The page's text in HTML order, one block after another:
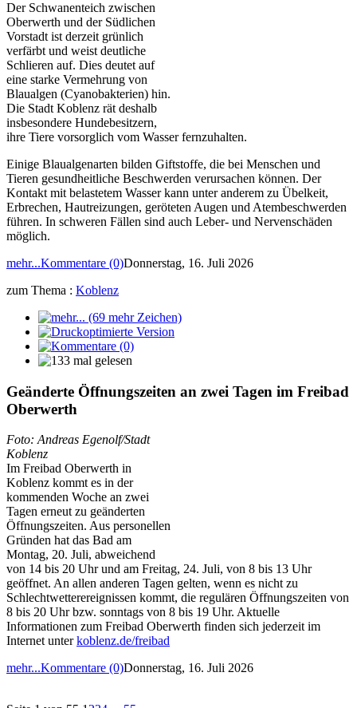
Der Schwanenteich zwischen
Oberwerth und der Südlichen
Vorstadt ist derzeit grünlich
verfärbt und weist deutliche
Schlieren auf. Dies deutet auf
eine starke Vermehrung von
Blaualgen (Cyanobakterien) hin.
Die Stadt Koblenz rät deshalb
insbesondere Hundebesitzern,
ihre Tiere vorsorglich vom Wasser fernzuhalten.
Einige Blaualgenarten bilden Giftstoffe, die bei Menschen und
Tieren gesundheitliche Beschwerden verursachen können. Der
Kontakt mit belastetem Wasser kann unter anderem zu Übelkeit,
Erbrechen, Hautreizungen, geröteten Augen und Atembeschwerden
führen. In schweren Fällen sind auch Leber- und Nervenschäden
möglich.
mehr...Kommentare (0)Donnerstag, 16. Juli 2026
zum Thema : Koblenz
Geänderte Öffnungszeiten an zwei Tagen im Freibad
Oberwerth
Foto: Andreas Egenolf/Stadt
Koblenz
Im Freibad Oberwerth in
Koblenz kommt es in der
kommenden Woche an zwei
Tagen erneut zu geänderten
Öffnungszeiten. Aus personellen
Gründen hat das Bad am
Montag, 20. Juli, abweichend
von 14 bis 20 Uhr und am Freitag, 24. Juli, von 8 bis 13 Uhr
geöffnet. An allen anderen Tagen gelten, wenn es nicht zu
Schlechtwetterereignissen kommt, die regulären Öffnungszeiten von
8 bis 20 Uhr bzw. sonntags von 8 bis 19 Uhr. Aktuelle
Informationen zum Freibad Oberwerth finden sich jederzeit im
Internet unterkoblenz.de/freibad
mehr...Kommentare (0)Donnerstag, 16. Juli 2026